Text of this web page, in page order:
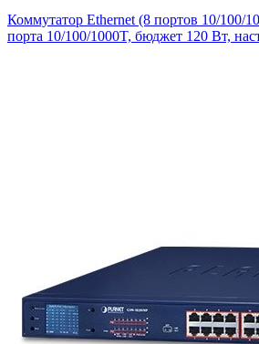
Коммутатор Ethernet (8 портов 10/100/
порта 10/100/1000T, бюджет 120 Вт,